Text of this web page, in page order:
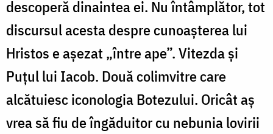
descoperă dinaintea ei. Nu întâmplător, tot
discursul acesta despre cunoașterea lui
Hristos e așezat „între ape”. Vitezda și
Puțul lui Iacob. Două colimvitre care
alcătuiesc iconologia Botezului. Oricât aș
vrea să fiu de îngăduitor cu nebunia lovirii